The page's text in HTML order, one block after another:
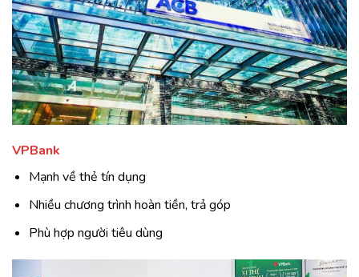
VPBank
Mạnh về thẻ tín dụng
Nhiều chương trình hoàn tiền, trả góp
Phù hợp người tiêu dùng